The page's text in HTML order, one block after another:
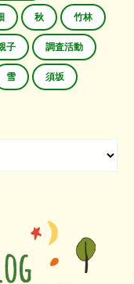
秋 竹林
子 調査活動
雪 須坂